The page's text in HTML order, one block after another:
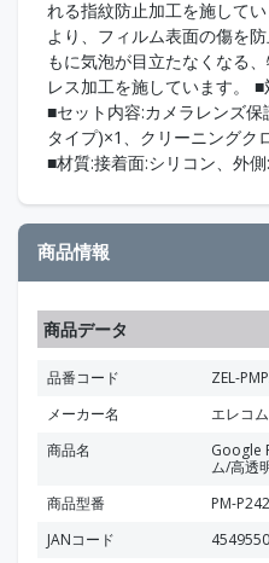
れる指紋防止加工を施して
より、フィルム表面の傷を
もに気泡が目立たなくなる
レス加工を施しています。
■セット内容:カメラレンズ
タイプ)×1、クリーニングク
■材質:接着面:シリコン、外側
商品情報
商品データ
品番コード
ZEL-
メーカー名
エレコム
商品名
Google
ム/高透
商品型番
PM-
JANコード